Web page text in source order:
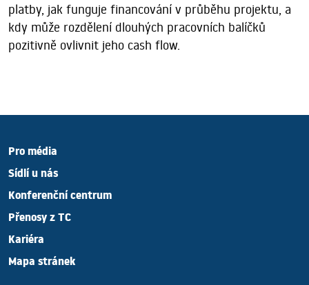
platby, jak funguje financování v průběhu projektu, a
kdy může rozdělení dlouhých pracovních balíčků
pozitivně ovlivnit jeho cash flow.
Pro média
Sídlí u nás
Konferenční centrum
Přenosy z TC
Kariéra
Mapa stránek